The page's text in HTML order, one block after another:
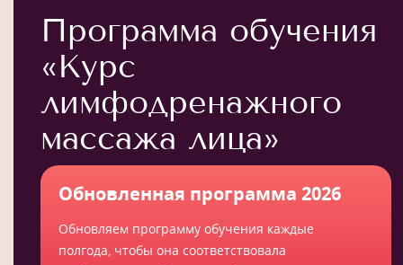
Программа обучения
«Курс
лимфодренажного
массажа лица»
Обновленная программа 2026
Обновляем программу обучения каждые
полгода, чтобы она соответствовала